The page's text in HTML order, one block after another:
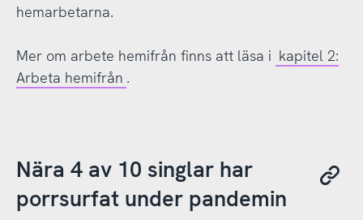
hemarbetarna.
Mer om arbete hemifrån finns att läsa i kapitel 2:
Arbeta hemifrån .
Nära 4 av 10 singlar har
porrsurfat under pandemin